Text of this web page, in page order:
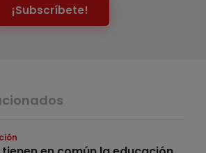
¡Subscríbete!